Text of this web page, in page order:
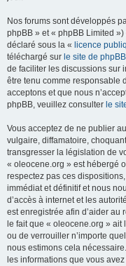
Nos forums sont développés
phpBB » et « phpBB Limited
déclaré sous la « licence
téléchargé sur le site de phpBB
de faciliter les discussions sur
être tenu comme responsable
acceptons et que nous
phpBB, veuillez consulter le
Vous acceptez de ne publier
vulgaire, diffamatoire,
transgresser la législation de
« oleocene.org » est hébergé
respectez pas ces
immédiat et définitif et nous
d’accès à internet et les
est enregistrée afin d’aider au
le fait que « oleocene.org »
ou de verrouiller n’importe
nous estimons cela
les informations que vous